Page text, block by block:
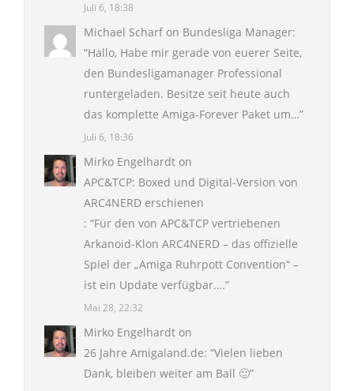
Juli 6, 18:38
Michael Scharf on Bundesliga Manager:
“Hallo, Habe mir gerade von euerer Seite,
den Bundesligamanager Professional
runtergeladen. Besitze seit heute auch
das komplette Amiga-Forever Paket um…”
Juli 6, 18:36
Mirko Engelhardt on
APC&TCP: Boxed und Digital-Version von
ARC4NERD erschienen
: “Für den von APC&TCP vertriebenen
Arkanoid-Klon ARC4NERD – das offizielle
Spiel der „Amiga Ruhrpott Convention“ –
ist ein Update verfügbar.…”
Mai 28, 22:32
Mirko Engelhardt on
26 Jahre Amigaland.de: “Vielen lieben
Dank, bleiben weiter am Ball 🙂”